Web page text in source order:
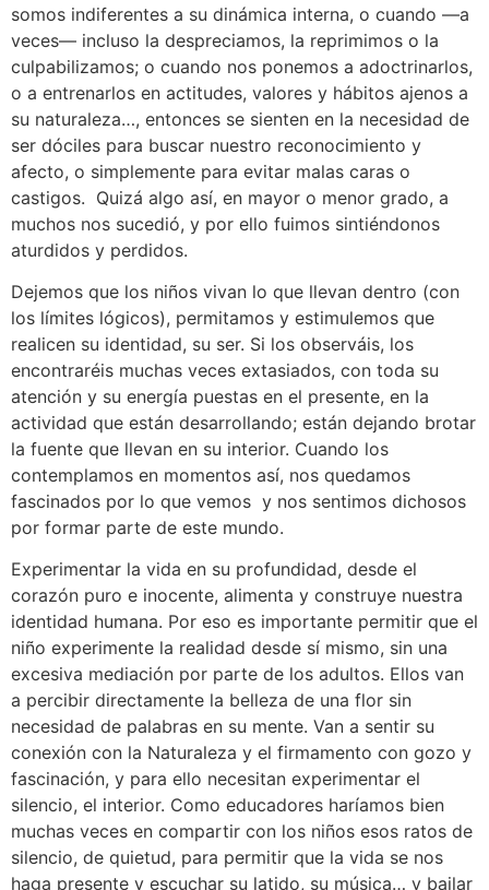
somos indiferentes a su dinámica interna, o cuando ––a
veces–– incluso la despreciamos, la reprimimos o la
culpabilizamos; o cuando nos ponemos a adoctrinarlos,
o a entrenarlos en actitudes, valores y hábitos ajenos a
su naturaleza…, entonces se sienten en la necesidad de
ser dóciles para buscar nuestro reconocimiento y
afecto, o simplemente para evitar malas caras o
castigos. Quizá algo así, en mayor o menor grado, a
muchos nos sucedió, y por ello fuimos sintiéndonos
aturdidos y perdidos.
Dejemos que los niños vivan lo que llevan dentro (con
los límites lógicos), permitamos y estimulemos que
realicen su identidad, su ser. Si los observáis, los
encontraréis muchas veces extasiados, con toda su
atención y su energía puestas en el presente, en la
actividad que están desarrollando; están dejando brotar
la fuente que llevan en su interior. Cuando los
contemplamos en momentos así, nos quedamos
fascinados por lo que vemos y nos sentimos dichosos
por formar parte de este mundo.
Experimentar la vida en su profundidad, desde el
corazón puro e inocente, alimenta y construye nuestra
identidad humana. Por eso es importante permitir que el
niño experimente la realidad desde sí mismo, sin una
excesiva mediación por parte de los adultos. Ellos van
a percibir directamente la belleza de una flor sin
necesidad de palabras en su mente. Van a sentir su
conexión con la Naturaleza y el firmamento con gozo y
fascinación, y para ello necesitan experimentar el
silencio, el interior. Como educadores haríamos bien
muchas veces en compartir con los niños esos ratos de
silencio, de quietud, para permitir que la vida se nos
haga presente y escuchar su latido, su música… y bailar